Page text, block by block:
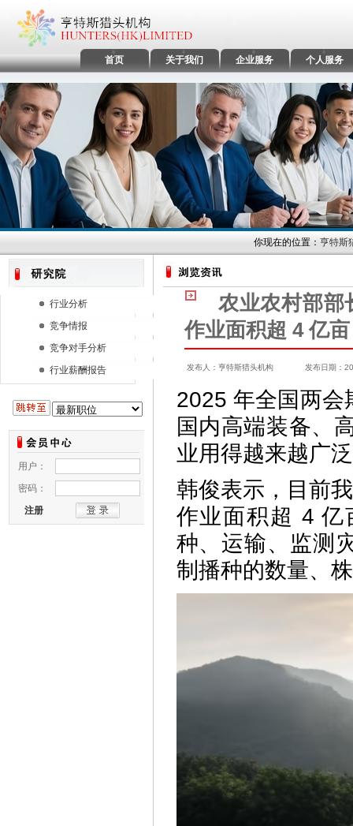
首页 关于我们 企业服务 个人服务
你现在的位置： 亨特斯
行业分析
竞争情报
竞争对手分析
行业薪酬报告
农业农村部部
作业面积超 4 亿亩
发布人：亨特斯猎头机构 发布日期：
2025 年全国两会
国内高端装备、
业用得越来越广
韩俊表示，目前
作业面积超 4 亿
种、运输、监测
制播种的数量、